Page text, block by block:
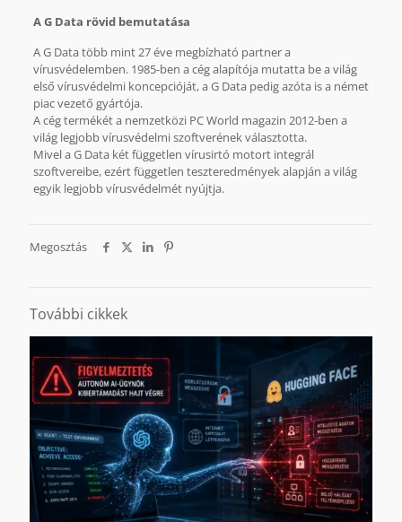
A G Data rövid bemutatása
A G Data több mint 27 éve megbízható partner a
vírusvédelemben. 1985-ben a cég alapítója mutatta be a világ
első vírusvédelmi koncepcióját, a G Data pedig azóta is a német
piac vezető gyártója.
A cég termékét a nemzetközi PC World magazin 2012-ben a
világ legjobb vírusvédelmi szoftverének választotta.
Mivel a G Data két független vírusirtó motort integrál
szoftvereibe, ezért független teszteredmények alapján a világ
egyik legjobb vírusvédelmét nyújtja.
Megosztás
További cikkek